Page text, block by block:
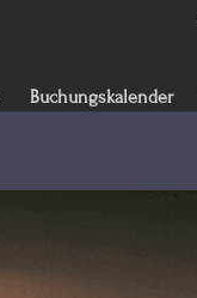
Buchungskalender